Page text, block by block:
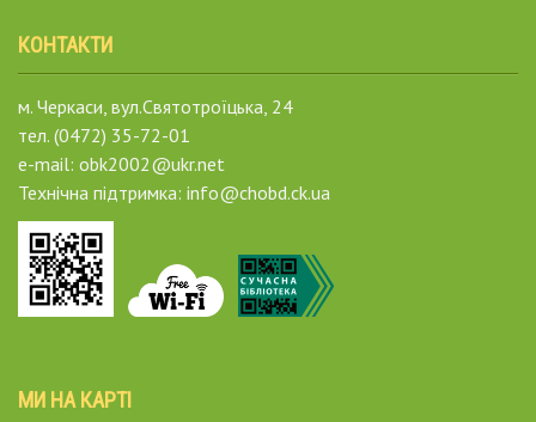
КОНТАКТИ
м. Черкаси, вул.Святотроїцька, 24
тел. (0472) 35-72-01
e-mail: obk2002@ukr.net
Технічна підтримка: info@chobd.ck.ua
МИ НА КАРТІ